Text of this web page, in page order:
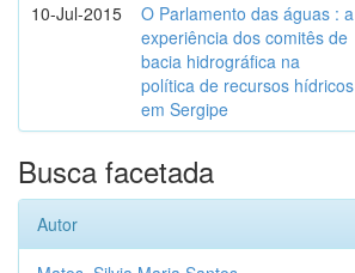
10-Jul-2015
O Parlamento das águas : a
experiência dos comitês de
bacia hidrográfica na
política de recursos hídricos
em Sergipe
Busca facetada
Autor